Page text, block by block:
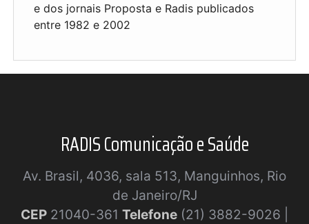
e dos jornais Proposta e Radis publicados
entre 1982 e 2002
RADIS Comunicação e Saúde
Av. Brasil, 4036, sala 513, Manguinhos, Rio
de Janeiro/RJ
CEP 21040-361 Telefone (21) 3882-9026 |